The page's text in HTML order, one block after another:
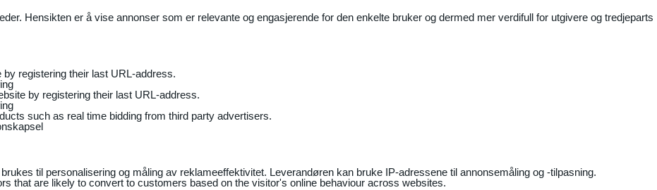
Hensikten er å vise annonser som er relevante og engasjerende for den enkelte bruker og dermed mer verdifull for utgivere og tredjeparts
registering their last URL-address.
by registering their last URL-address.
such as real time bidding from third party advertisers.
til personalisering og måling av reklameeffektivitet. Leverandøren kan bruke IP-adressene til annonsemåling og -tilpasning.
that are likely to convert to customers based on the visitor's online behaviour across websites.